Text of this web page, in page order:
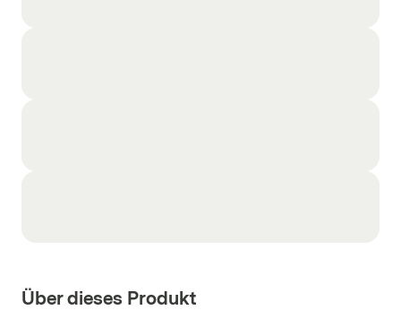
Über dieses Produkt